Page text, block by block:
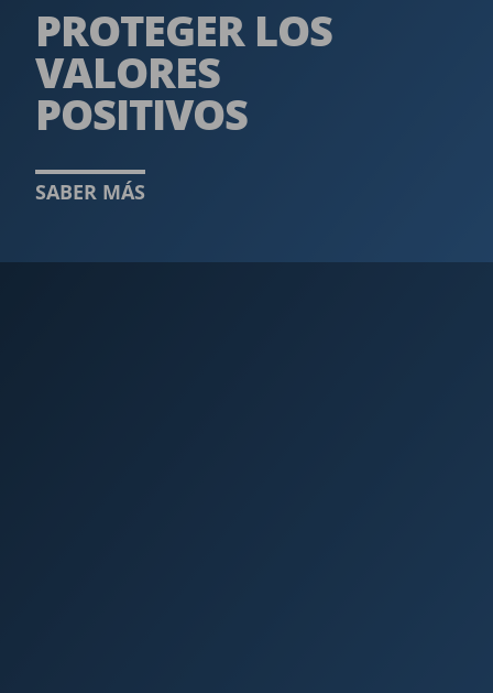
PROTEGER LOS
VALORES
POSITIVOS ­
SABER MÁS